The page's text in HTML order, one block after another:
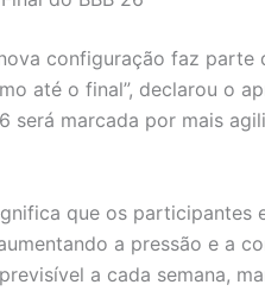
configuração faz parte
até o final”, declarou o
será marcada por mais
que os participantes
a pressão e a
a cada semana,